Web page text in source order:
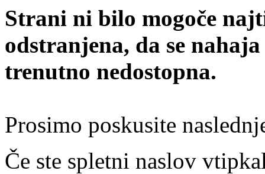
Strani ni bilo mogoče
odstranjena, da se
trenutno nedostopna.
Prosimo poskusite
Če ste spletni naslov